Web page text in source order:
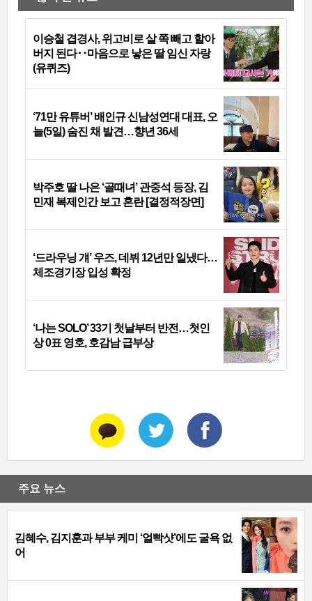
이승철 겹경사, 위고비로 살 쪽 빼고 할아
버지 된다‥마음으로 낳은 딸 임신 자랑
(유퀴즈)
‘71만 유튜버’ 배인규 신남성연대 대표, 오
늘(5일) 숨진 채 발견…향년 36세
박주호 딸 나은 ‘골때녀’ 관중석 등장, 김
민재 복제인간 보고 혼란 [결정적장면]
‘드라우닝 걔’ 우즈, 데뷔 12년만 일냈다…
체조경기장 입성 확정
‘나는 SOLO’ 33기 첫날부터 반전…첫인
상 0표 영호, 호감남 급부상
주요 뉴스
김혜수, 김지훈과 부부 케미 ‘얼빡샷’에도 굴욕 없
어